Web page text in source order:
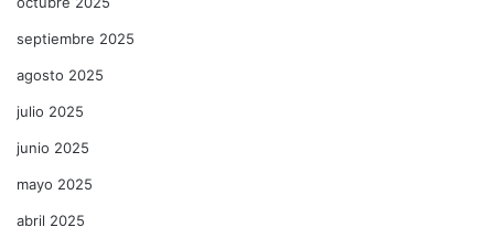
septiembre 2025
agosto 2025
julio 2025
junio 2025
mayo 2025
abril 2025